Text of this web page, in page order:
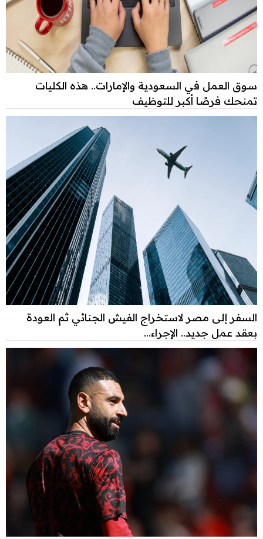
سوق العمل في السعودية والإمارات.. هذه الكليات
تمنحك فرصًا أكبر للتوظيف
السفر إلى مصر لاستخراج الفيش الجنائي ثم العودة
بعقد عمل جديد.. الإجراء...